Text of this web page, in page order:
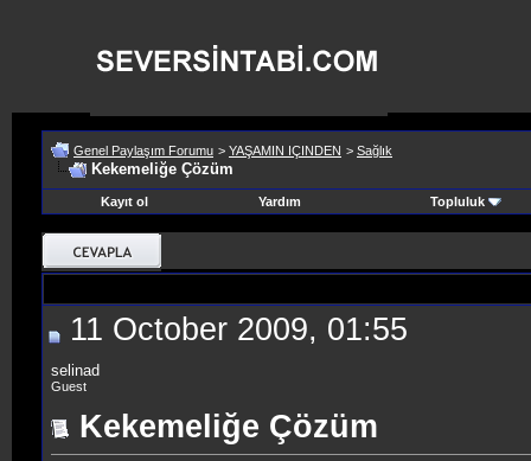
Genel Paylaşım Forumu > YAŞAMIN IÇINDEN > Sağlık
Kekemeliğe Çözüm
Kayıt ol Yardım Topluluk
11 October 2009, 01:55
selinad
Guest
Kekemeliğe Çözüm